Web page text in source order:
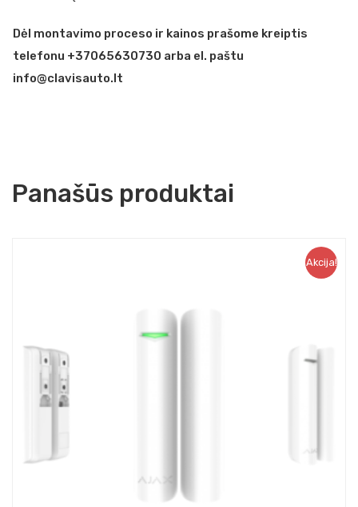
Dėl montavimo proceso ir kainos prašome kreiptis
telefonu +37065630730 arba el. paštu
info@clavisauto.lt
Panašūs produktai
Akcija!